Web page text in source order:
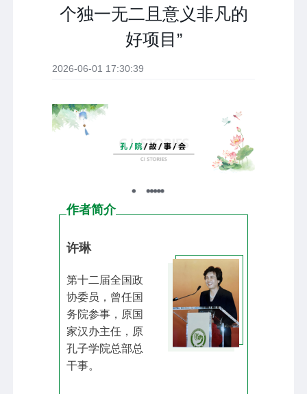
个独一无二且意义非凡的
好项目”
2026-06-01 17:30:39
作者简介
许琳
第十二届全国政
协委员，曾任国
务院参事，原国
家汉办主任，原
孔子学院总部总
干事。